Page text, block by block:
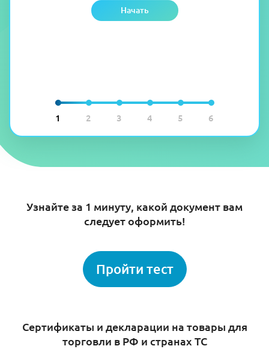
1 2 3 4 5 6
Начать
Узнайте за 1 минуту, какой документ вам
следует оформить!
Пройти тест
Сертификаты и декларации на товары для
торговли в РФ и странах ТС